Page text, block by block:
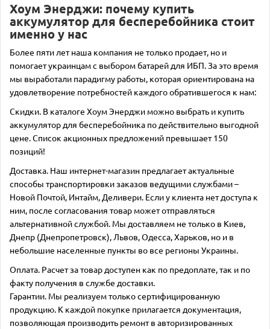
Хоум Энерджи: почему купить
аккумулятор для бесперебойника стоит
именно у нас
Более пяти лет наша компания не только продает, но и
помогает украинцам с выбором батарей для ИБП. За это время
мы выработали парадигму работы, которая ориентирована на
удовлетворение потребностей каждого обратившегося к нам:
Скидки. В каталоге Хоум Энерджи можно выбрать и купить
аккумулятор для бесперебойника по действительно выгодной
цене. Список акционных предложений превышает 150
позиций!
Доставка. Наш интернет-магазин предлагает актуальные
способы транспортировки заказов ведущими службами –
Новой Почтой, Интайм, Деливери. Если у клиента нет доступа к
ним, после согласования товар может отправляться
альтернативной службой. Мы доставляем не только в Киев,
Днепр (Днепропетровск), Львов, Одесса, Харьков, но и в
небольшие населенные пункты во все регионы Украины.
Оплата. Расчет за товар доступен как по предоплате, так и по
факту получения в службе доставки.
Гарантии. Мы реализуем только сертифицированную
продукцию. К каждой покупке прилагается документация,
позволяющая производить ремонт в авторизированных